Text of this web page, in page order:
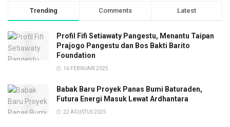
Trending Comments Latest
Profil Fifi Setiawaty Pangestu, Menantu Taipan
Prajogo Pangestu dan Bos Bakti Barito
Foundation
16 FEBRUARI 2025
Babak Baru Proyek Panas Bumi Baturaden,
Futura Energi Masuk Lewat Ardhantara
22 AGUSTUS 2025